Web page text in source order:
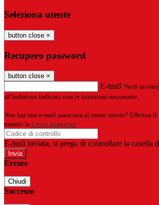
Seleziona utente
button close ×
Recupero password
button close ×
E-mail Verrà
all'indirizzo indicato con le istruzioni necessarie.
Non hai una e-mail associata al nome utente? Effettua il
tramite la Login Spaggiari
E-mail inviata, si prega di controllare la casella
Errore
Chiudi
Successo